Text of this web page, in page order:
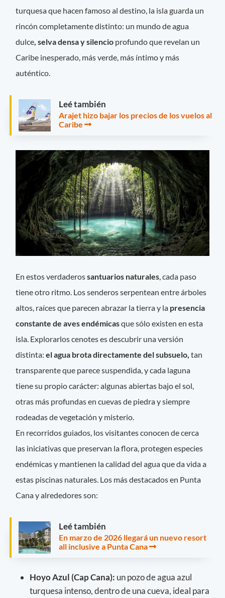
turquesa que hacen famoso al destino, la isla guarda un
rincón completamente distinto: un mundo de agua
dulce , selva densa y silencio profundo que revelan un
Caribe inesperado, más verde, más íntimo y más
auténtico.
Leé también
Arajet hizo bajar los precios de los vuelos al
Caribe
En estos verdaderossantuarios naturales , cada paso
tiene otro ritmo. Los senderos serpentean entre árboles
altos, raíces que parecen abrazar la tierra y la presencia
constante de aves endémicasque sólo existen en esta
isla. Explorarlos cenotes es descubrir una versión
distinta:el agua brota directamente del subsuelo,tan
transparente que parece suspendida, y cada laguna
tiene su propio carácter: algunas abiertas bajo el sol,
otras más profundas en cuevas de piedra y siempre
rodeadas de vegetación y misterio.
En recorridos guiados, los visitantes conocen de cerca
las iniciativas que preservan la flora, protegen especies
endémicas y mantienen la calidad del agua que da vida a
estas piscinas naturales. Los más destacados en Punta
Cana y alrededores son:
Leé también
En marzo de 2026 llegará un nuevo resort
all inclusive a Punta Cana
Hoyo Azul (Cap Cana): un pozo de agua azul
turquesa intenso, dentro de una cueva, ideal para